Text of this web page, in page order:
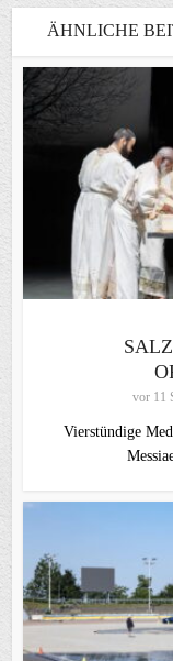
ÄHNLICHE
vor 11
Vierstündige